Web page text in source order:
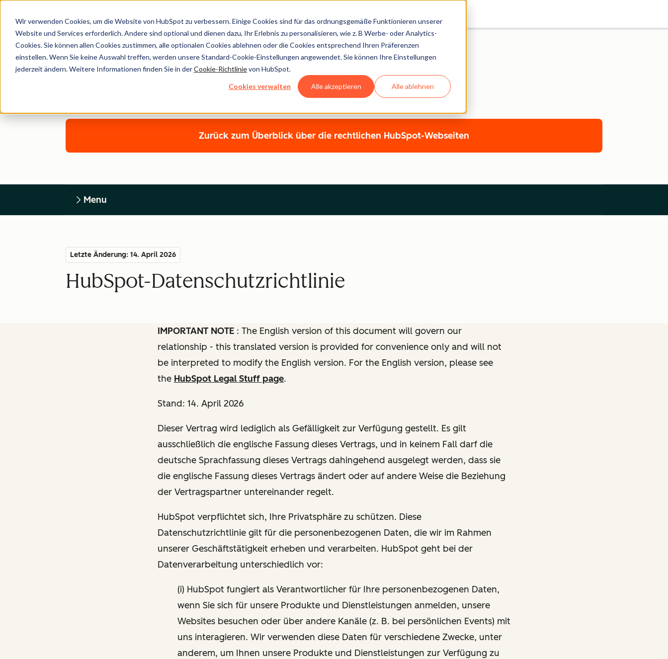
Wir verwenden Cookies, um die Website von HubSpot zu verbessern. Einige Cookies sind für das ordnungsgemäße Funktionieren unserer
Website und Services erforderlich. Andere sind optional und dienen dazu, Ihr Erlebnis zu personalisieren, wie z. B Werbe- oder Analytics-
Cookies. Sie können allen Cookies zustimmen, alle optionalen Cookies ablehnen oder die Cookies entsprechend Ihren Präferenzen
einstellen. Wenn Sie keine Auswahl treffen, werden unsere Standard-Cookie-Einstellungen angewendet. Sie können Ihre Einstellungen
jederzeit ändern. Weitere Informationen finden Sie in derCookie-Richtlinievon HubSpot.
Cookies verwalten Alle akzeptieren Alle ablehnen
Legal Center
HUBSPOT-DATENSCHUTZRICHTLINIE
Zurück zum Überblick über die rechtlichen HubSpot-Webseiten
Menu
Letzte Änderung: 14. April 2026
HubSpot-Datenschutzrichtlinie
IMPORTANT NOTE : The English version of this document will govern our
relationship - this translated version is provided for convenience only and will not
be interpreted to modify the English version. For the English version, please see
the HubSpot Legal Stuff page.
Stand: 14. April 2026
Dieser Vertrag wird lediglich als Gefälligkeit zur Verfügung gestellt. Es gilt
ausschließlich die englische Fassung dieses Vertrags, und in keinem Fall darf die
deutsche Sprachfassung dieses Vertrags dahingehend ausgelegt werden, dass sie
die englische Fassung dieses Vertrags ändert oder auf andere Weise die Beziehung
der Vertragspartner untereinander regelt.
HubSpot verpflichtet sich, Ihre Privatsphäre zu schützen. Diese
Datenschutzrichtlinie gilt für die personenbezogenen Daten, die wir im Rahmen
unserer Geschäftstätigkeit erheben und verarbeiten. HubSpot geht bei der
Datenverarbeitung unterschiedlich vor:
(i) HubSpot fungiert als Verantwortlicher für Ihre personenbezogenen Daten,
wenn Sie sich für unsere Produkte und Dienstleistungen anmelden, unsere
Websites besuchen oder über andere Kanäle (z. B. bei persönlichen Events) mit
uns interagieren. Wir verwenden diese Daten für verschiedene Zwecke, unter
anderem, um Ihnen unsere Produkte und Dienstleistungen zur Verfügung zu